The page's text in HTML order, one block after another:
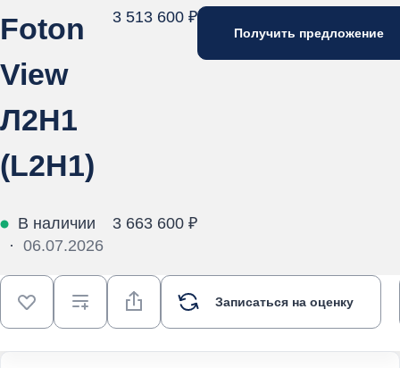
Foton
View
Л2Н1
(L2H1)
3 513 600 ₽
В наличии
· 06.07.2026
3 663 600 ₽
Получить предложение
Записаться на оценку